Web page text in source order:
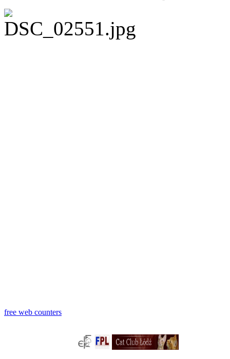
free web counters